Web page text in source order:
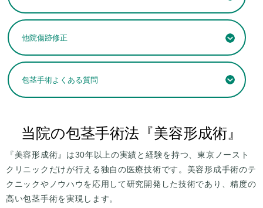
他院傷跡修正
包茎手術よくある質問
当院の包茎手術法『美容形成術』
『美容形成術』は30年以上の実績と経験を持つ、東京ノースト
クリニックだけが行える独自の医療技術です。美容形成手術のテ
クニックやノウハウを応用して研究開発した技術であり、精度の
高い包茎手術を実現します。